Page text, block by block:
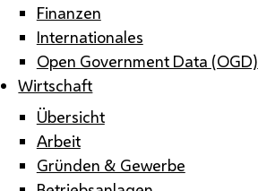
Finanzen
Internationales
Open Government Data (OGD)
Wirtschaft
Übersicht
Arbeit
Gründen & Gewerbe